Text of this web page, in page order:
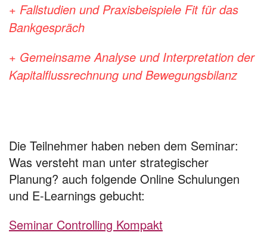
+ Fallstudien und Praxisbeispiele Fit für das
Bankgespräch
+ Gemeinsame Analyse und Interpretation der
Kapitalflussrechnung und Bewegungsbilanz
Die Teilnehmer haben neben dem Seminar:
Was versteht man unter strategischer
Planung? auch folgende Online Schulungen
und E-Learnings gebucht:
Seminar Controlling Kompakt